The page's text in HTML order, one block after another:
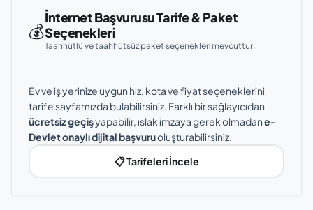
💰
İnternet Başvurusu Tarife & Paket
Seçenekleri
Taahhütlü ve taahhütsüz paket seçenekleri mevcuttur.
Ev ve iş yerinize uygun hız, kota ve fiyat seçeneklerini
tarife sayfamızda bulabilirsiniz. Farklı bir sağlayıcıdan
ücretsiz geçişyapabilir, ıslak imzaya gerek olmadane-
Devlet onaylı dijital başvuruoluşturabilirsiniz.
📋 Tarifeleri İncele